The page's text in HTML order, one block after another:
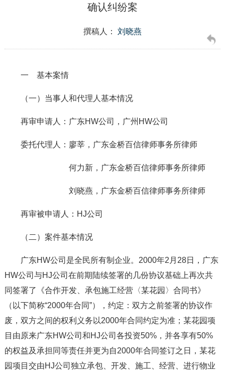
确认纠纷案
撰稿人： 刘晓燕
一 基本案情
（一）当事人和代理人基本情况
再审申请人：广东HW公司，广州HW公司
委托代理人：廖莘，广东金桥百信律师事务所律师
何力新，广东金桥百信律师事务所律师
刘晓燕，广东金桥百信律师事务所律师
再审被申请人：HJ公司
（二）案件基本情况
广东HW公司是全民所有制企业。2000年2月28日，广东
HW公司与HJ公司在前期陆续签署的几份协议基础上再次共
同签署了《合作开发、承包施工经营〈某花园〉合同书》
（以下简称“2000年合同”），约定：双方之前签署的协议作
废，双方之间的权利义务以2000年合同约定为准；某花园项
目由原来广东HW公司和HJ公司各投资50%，并各享有50%
的权益及承担同等责任并更为自2000年合同签订之日，某花
园项目交由HJ公司独立承包、开发、施工、经营、进行物业